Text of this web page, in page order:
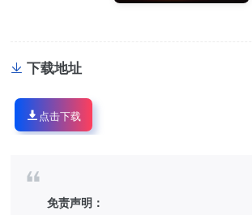
下载地址
点击下载
免责声明：